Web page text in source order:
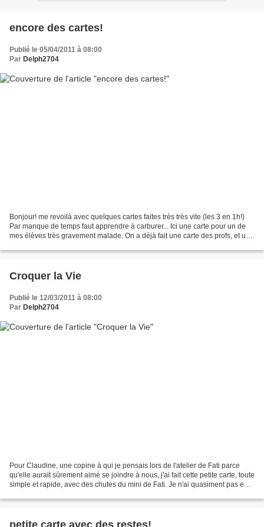
encore des cartes!
Publié le 05/04/2011 à 08:00
Par Delph2704
Bonjour! me revoilà avec quelques cartes faites très très vite (les 3 en 1h!)
Par manque de temps faut apprendre à carburer... Ici une carte pour un de
mes élèves très gravement malade. On a déjà fait une carte des profs, et une
Croquer la Vie
Publié le 12/03/2011 à 08:00
Par Delph2704
Pour Claudine, une copine à qui je pensais lors de l'atelier de Fati parce
qu'elle aurait sûrement aimé se joindre à nous, j'ai fait cette petite carte, toute
simple et rapide, avec des chutes du mini de Fati. Je n'ai quasiment pas eu à
petite carte avec des restes!